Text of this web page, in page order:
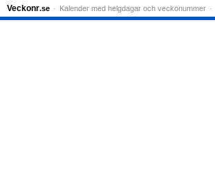
Veckonr.se Kalender med helgdagar och veckonummer